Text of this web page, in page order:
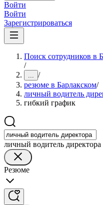
Войти
Войти
Зарегистрироваться
Поиск сотрудников в
/
... /
резюме в Барлакском/
личный водитель
гибкий график
личный водитель директора
Резюме